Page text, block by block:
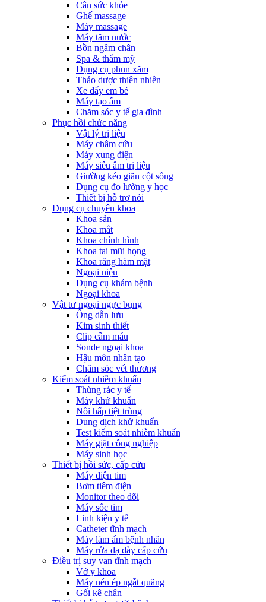
Cân sức khỏe
Ghế massage
Máy massage
Máy tăm nước
Bồn ngâm chân
Spa & thẩm mỹ
Dụng cụ phun xăm
Thảo dược thiên nhiên
Xe đẩy em bé
Máy tạo ẩm
Chăm sóc y tế gia đình
Phục hồi chức năng
Vật lý trị liệu
Máy châm cứu
Máy xung điện
Máy siêu âm trị liệu
Giường kéo giãn cột sống
Dụng cụ đo lường y học
Thiết bị hỗ trợ nói
Dụng cụ chuyên khoa
Khoa sản
Khoa mắt
Khoa chỉnh hình
Khoa tai mũi họng
Khoa răng hàm mặt
Ngoại niệu
Dụng cụ khám bệnh
Ngoại khoa
Vật tư ngoại ngực bụng
Ống dẫn lưu
Kim sinh thiết
Clip cầm máu
Sonde ngoại khoa
Hậu môn nhân tạo
Chăm sóc vết thương
Kiểm soát nhiễm khuẩn
Thùng rác y tế
Máy khử khuẩn
Nồi hấp tiệt trùng
Dung dịch khử khuẩn
Test kiểm soát nhiễm khuẩn
Máy giặt công nghiệp
Máy sinh học
Thiết bị hồi sức, cấp cứu
Máy điện tim
Bơm tiêm điện
Monitor theo dõi
Máy sốc tim
Linh kiện y tế
Catheter tĩnh mạch
Máy làm ấm bệnh nhân
Máy rửa dạ dày cấp cứu
Điều trị suy van tĩnh mạch
Vớ y khoa
Máy nén ép ngắt quãng
Gối kê chân